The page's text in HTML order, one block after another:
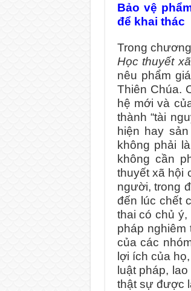
Bảo vệ
để khai thác
Trong
Học thuyết
nêu phẩm
Thiên Chúa.
hệ mới và
thành “tài
hiện hay
không phải
không cần
thuyết xã hội
người, trong
đến lúc chết
thai có chủ
pháp nghiêm
của các
lợi ích của
luật pháp,
thật sự được